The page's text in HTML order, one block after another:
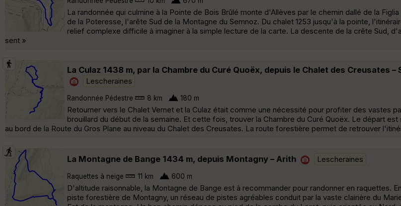
La randonnée qui culmine à la Pointe de Bois Brûlé monte d'Allèves par le chemin dallé de la
de la Poteresse, l'arête Sud de la Montagne du Semnoz. Du chalet 1253 jusqu'à la pointe,
relief complexe difficile à imaginer à la simple lecture de la carte. La descente de la crête Sud,
sent »
La Culaz 1438 m, par la Chambre du Curé Quoëx, depuis le Chalet des Creusates
Lescheraines
Randonnée Pédestre 8 km 180 m
Retourner vers le Chalet Vernet et la Culaz était comme une nécessité pour profiter des vastes
brouillard du début de la semaine. Et cette fois, trouver la Chambre du Curé Quoëx. Le départ est
au bord de la Route du Gros Plane au niveau du Chalet des Creusates. La route forestière permet de retrouver
La Montagne de Bange 1434 m, depuis Montagny – Arith Lescheraines
Raquettes à neige 11 km 600 m
D'altitude raisonnable, la Montagne de Bange est à recommander pour randonner en raquettes.
piste forestière de Montagny, un réseau de pistes agréables conduit par la vaste clairière du